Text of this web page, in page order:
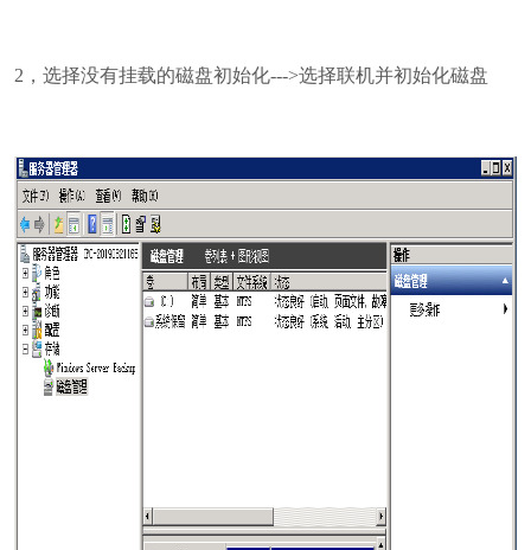
2，选择没有挂载的磁盘初始化--->选择联机并初始化磁盘